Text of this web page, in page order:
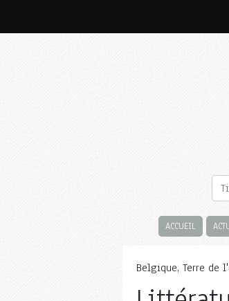
ACCUEIL
Belgique, Terre de